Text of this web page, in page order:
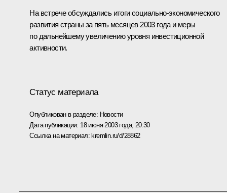
На встрече обсуждались итоги социально-экономического
развития страны за пять месяцев 2003 года и меры
по дальнейшему увеличению уровня инвестиционной
активности.
Статус материала
Опубликован в разделе: Новости
Дата публикации: 18 июня 2003 года, 20:30
Ссылка на материал:kremlin.ru/d/28862